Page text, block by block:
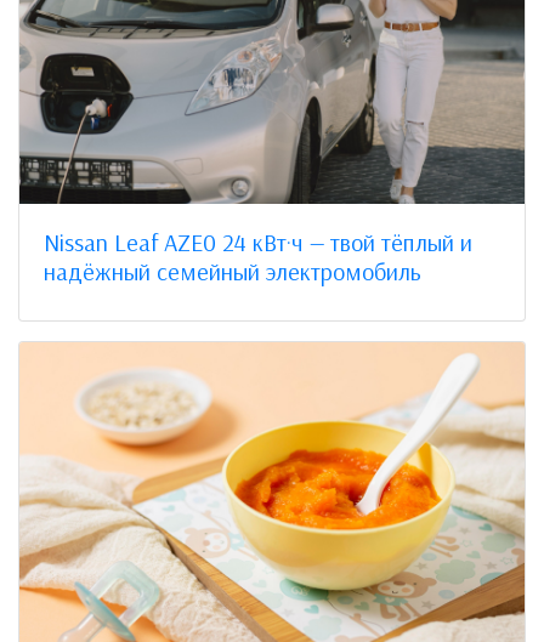
Nissan Leaf AZE0 24 кВт·ч — твой тёплый и
надёжный семейный электромобиль